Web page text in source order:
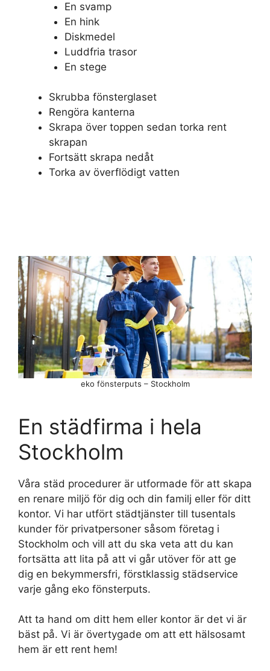
En svamp
En hink
Diskmedel
Luddfria trasor
En stege
Skrubba fönsterglaset
Rengöra kanterna
Skrapa över toppen sedan torka rent
skrapan
Fortsätt skrapa nedåt
Torka av överflödigt vatten
En städfirma i hela
Stockholm
Våra städ procedurer är utformade för att skapa
en renare miljö för dig och din familj eller för ditt
kontor. Vi har utfört städtjänster till tusentals
kunder för privatpersoner såsom företag i
Stockholm och vill att du ska veta att du kan
fortsätta att lita på att vi går utöver för att ge
dig en bekymmersfri, förstklassig städservice
varje gång eko fönsterputs.
Att ta hand om ditt hem eller kontor är det vi är
bäst på. Vi är övertygade om att ett hälsosamt
hem är ett rent hem!
eko fönsterputs – Stockholm